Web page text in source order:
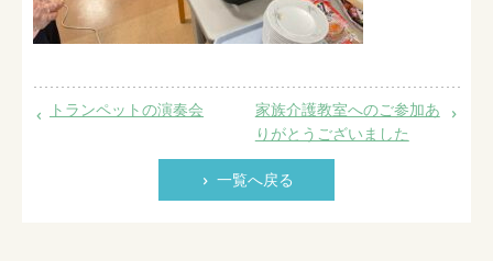
トランペットの演奏会
一覧へ戻る
家族介護教室へのご参加あ
りがとうございました